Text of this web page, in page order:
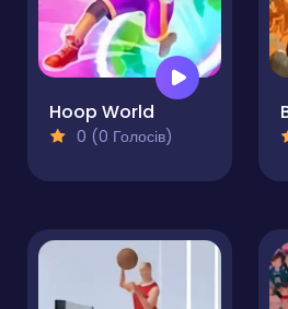
Hoop World
0 (0 Голосів)